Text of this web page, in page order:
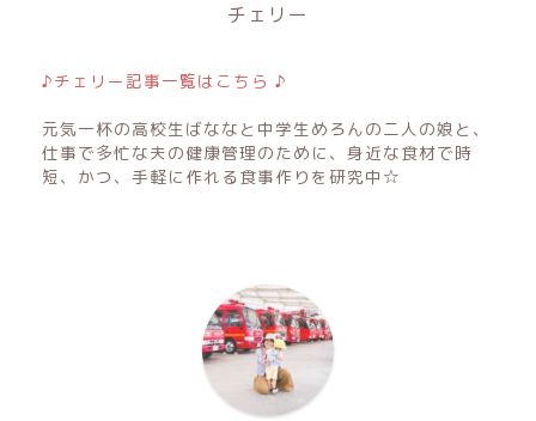
チェリー
♪チェリー記事一覧はこちら ♪
元気一杯の高校生ばななと中学生めろんの二人の娘と、
仕事で多忙な夫の健康管理のために、身近な食材で時
短、かつ、手軽に作れる食事作りを研究中☆